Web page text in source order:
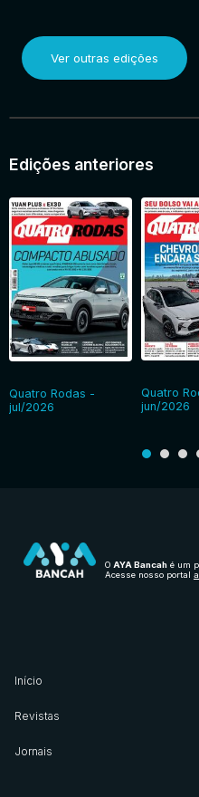
Ver outras edições
Edições anteriores
Quatro Rodas -
jul/2026
Quatro
jun/2026
O AYA Bancah é um
Acesse nosso portal
Início
Revistas
Jornais